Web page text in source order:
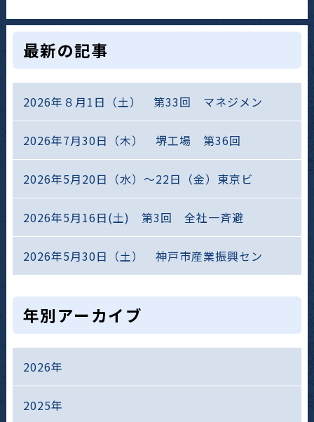
最新の記事
2026年８月1日（土） 第33回 マネジメン
2026年7月30日（木） 堺工場 第36回
2026年5月20日（水）～22日（金）東京ビ
2026年5月16日(土) 第3回 全社一斉避
2026年5月30日（土） 神戸市産業振興セン
年別アーカイブ
2026年
2025年